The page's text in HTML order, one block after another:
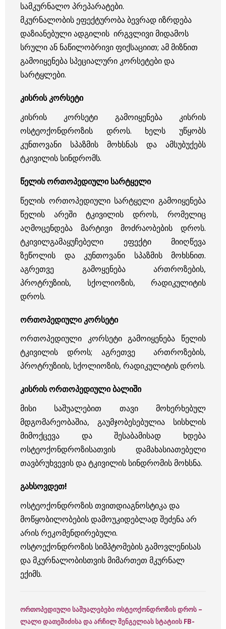
სამკურნალო პრეპარატები.
მკურნალობის ეფექტურობა ბევრად იზრდება
დაზიანებული ადგილის ირგვლივი მიდამოს
სრული ან ნაწილობრივი ფიქსაციით; ამ მიზნით
გამოიყენება სპეციალური კორსეტები და
სარტყლები.
კისრის კორსეტი
კისრის კორსეტი გამოიყენება კისრის
ოსტეოქონდროზის დროს. ხელს უწყობს
კუნთოვანი სპაზმის მოხსნას და ამსუბუქებს
ტკივილის სინდრომს.
წელის ორთოპედიული სარტყელი
წელის ორთოპედიული სარტყელი გამოიყენება
წელის არეში ტკივილის დროს, რომელიც
აღმოცენდება მარტივი მოძრაობების დროს.
ტკივილგამაყუჩებელი ეფექტი მიიღწევა
ზეწოლის და კუნთოვანი სპაზმის მოხსნით.
აგრეთვე გამოყენება ართროზების,
პროტრუზიის, სქოლიოზის, რადიკულიტის
დროს.
ორთოპედიული კორსეტი
ორთოპედიული კორსეტიგამოიყენება წელის
ტკივილის დროს; აგრეთვე ართროზების,
პროტრუზიის, სქოლიოზის, რადიკულიტის დროს.
კისრის ორთოპედიული ბალიში
მისი საშუალებით თავი მოხერხებულ
მდგომარეობაშია, გაუმჯობესებულია სისხლის
მიმოქცევა და შესაბამისად ხდება
ოსტეოქონდროზისათვის დამახასიათებელი
თავბრუხვევის და ტკივილის სინდრომის მოხსნა.
გახსოვდეთ!
ოსტეოქონდროზის თვითდიაგნოსტიკა და
მოწყობილობების დამოუკიდებლად შეძენა არ
არის რეკომენდირებული.
ოსტოექონდროზის სიმპტომების გამოვლენისას
და მკურნალობისთვის მიმართეთ მკურნალ
ექიმს.
ორთოპედიული საშუალებები ოსტეოქონდროზის დროს –
ლალი დათეშიძისა და არჩილ შენგელიას სტატიის FB-